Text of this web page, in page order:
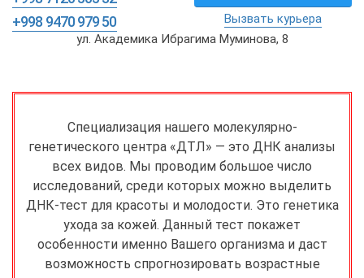
+998 9470 979 50
Вызвать курьера
ул. Академика Ибрагима Муминова, 8
Специализация нашего молекулярно-
генетического центра «ДТЛ» — это ДНК анализы
всех видов. Мы проводим большое число
исследований, среди которых можно выделить
ДНК-тест для красоты и молодости. Это генетика
ухода за кожей. Данный тест покажет
особенности именно Вашего организма и даст
возможность спрогнозировать возрастные